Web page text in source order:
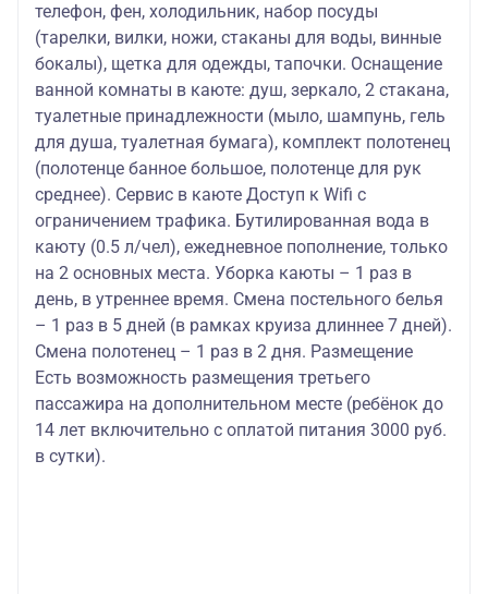
телефон, фен, холодильник, набор посуды
(тарелки, вилки, ножи, стаканы для воды, винные
бокалы), щетка для одежды, тапочки. Оснащение
ванной комнаты в каюте: душ, зеркало, 2 стакана,
туалетные принадлежности (мыло, шампунь, гель
для душа, туалетная бумага), комплект полотенец
(полотенце банное большое, полотенце для рук
среднее). Сервис в каюте Доступ к Wifi с
ограничением трафика. Бутилированная вода в
каюту (0.5 л/чел), ежедневное пополнение, только
на 2 основных места. Уборка каюты – 1 раз в
день, в утреннее время. Смена постельного белья
– 1 раз в 5 дней (в рамках круиза длиннее 7 дней).
Смена полотенец – 1 раз в 2 дня. Размещение
Есть возможность размещения третьего
пассажира на дополнительном месте (ребёнок до
14 лет включительно с оплатой питания 3000 руб.
в сутки).